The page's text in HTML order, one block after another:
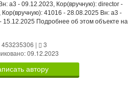
a3 - 09.12.2023, Кор(вручную): director -
41016 - 28.08.2025 Вн: a3 -
15.12.2025 Подробнее об этом объекте на
453235306 |
3
09.12.2023
автору